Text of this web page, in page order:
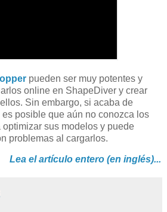
pueden ser muy potentes y
online en ShapeDiver y crear
Sin embargo, si acaba de
posible que aún no conozca los
sus modelos y puede
problemas al cargarlos.
Lea el artículo entero (en inglés)...